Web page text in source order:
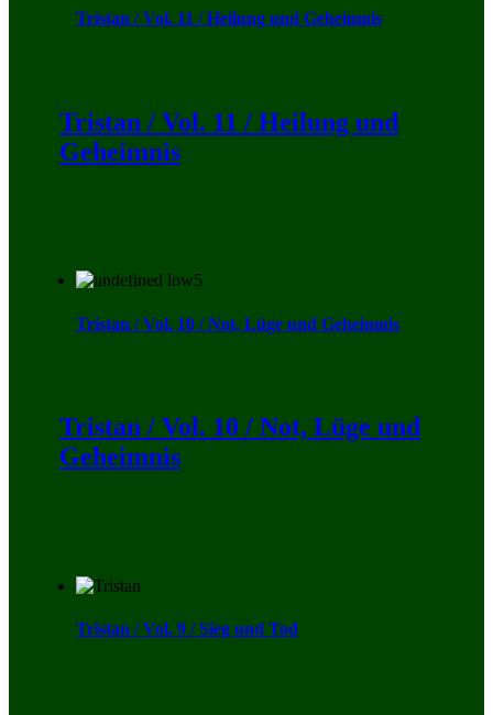
Tristan / Vol. 11 / Heilung und Geheimnis
Tristan / Vol. 11 / Heilung und
Geheimnis
Tristan / Vol. 10 / Not, Lüge und Geheimnis
Tristan / Vol. 10 / Not, Lüge und
Geheimnis
Tristan / Vol. 9 / Sieg und Tod